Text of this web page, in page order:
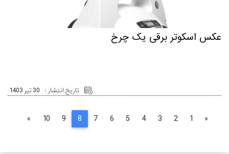
عکس اسکوتر برقی یک چرخ
تاریخ انتشار : 30 تیر 1403
«
1
2
3
4
5
6
7
8
9
10
»